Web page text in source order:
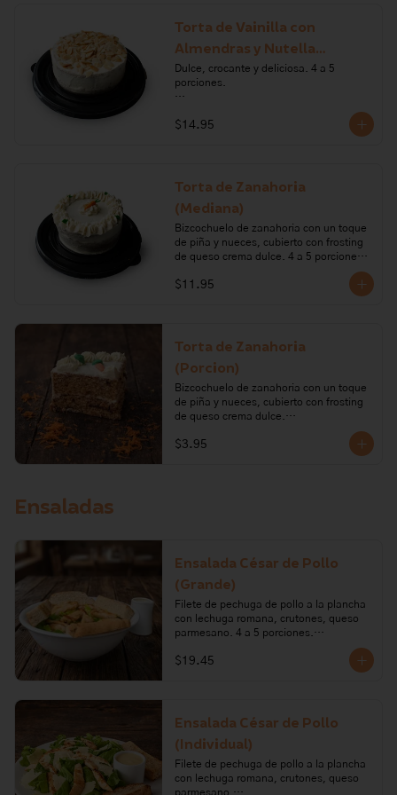
sal, pasas, carragenano, glucosa.
Alérgenos: leche, lactosa, gluten,
huevo, nueces de arbol
Torta de Vainilla con
Almendras y Nutella
(Mediana)
Dulce, crocante y deliciosa. 4 a 5
porciones.
azúcar, mantequilla, polvo para
Alérgenos: Gluten, huevos, leche,
nuestros productos pueden contener
trazas de: frutos secos, gluten, huevo,
lactosa, leche, maní, marisco, mostaza,
pescado, soya, sulfito.
$14.95
Torta de Zanahoria
(Mediana)
Bizcochuelo de zanahoria con un toque
de piña y nueces, cubierto con frosting
de queso crema dulce. 4 a 5 porciones.
Ingredientes: harina de trigo, zanahoria,
nueces, vainilla, azúcar, aceite vegetal,
frutos secos, huevo, soya
$11.95
Torta de Zanahoria
(Porcion)
Bizcochuelo de zanahoria con un toque
de piña y nueces, cubierto con frosting
de queso crema dulce.
Ingredientes: harina de trigo, zanahoria,
nueces, vainilla, azúcar, aceite vegetal,
$3.95
Ensaladas
Ensalada César de Pollo
(Grande)
Filete de pechuga de pollo a la plancha
con lechuga romana, crutones, queso
parmesano. 4 a 5 porciones.
Ingredientes: Lechuga, queso
parmesano, harina de trigo, aceite de
mostaza, pimienta, anchoas, salsa
Alérgenos: Leche, gluten, huevo,
pescado, soya, mostaza
$19.45
Ensalada César de Pollo
(Individual)
Filete de pechuga de pollo a la plancha
con lechuga romana, crutones, queso
parmesano.